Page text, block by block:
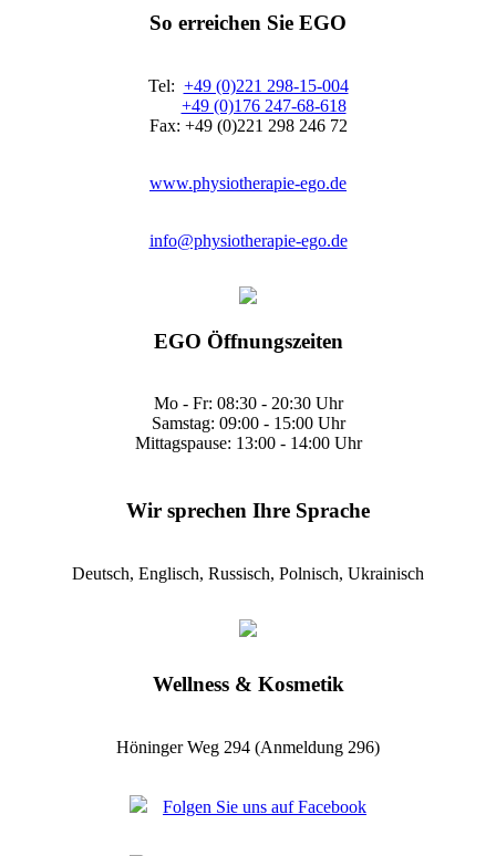
So erreichen Sie EGO
Tel: +49 (0)221 298-15-004
+49 (0)176 247-68-618
Fax: +49 (0)221 298 246 72
www.physiotherapie-ego.de
info@physiotherapie-ego.de
EGO Öffnungszeiten
Mo - Fr: 08:30 - 20:30 Uhr
Samstag: 09:00 - 15:00 Uhr
Mittagspause: 13:00 - 14:00 Uhr
Wir sprechen Ihre Sprache
Deutsch, Englisch, Russisch, Polnisch, Ukrainisch
Wellness & Kosmetik
Höninger Weg 294 (Anmeldung 296)
Folgen Sie uns auf Facebook